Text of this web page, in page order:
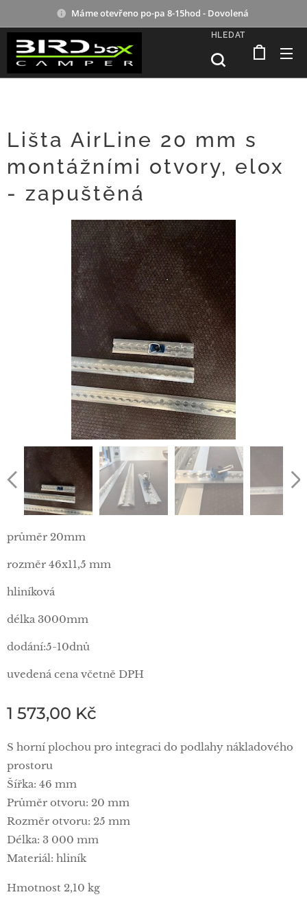
Máme otevřeno po-pa 8-15hod - Dovolená
HLEDAT
Lišta AirLine 20 mm s
montážními otvory, elox
- zapuštěná
průměr 20mm
rozměr 46x11,5 mm
hliníková
délka 3000mm
dodání:5-10dnů
uvedená cena včetně DPH
1 573,00 Kč
S horní plochou pro integraci do podlahy nákladového
prostoru
Šířka: 46 mm
Průměr otvoru: 20 mm
Rozměr otvoru: 25 mm
Délka: 3 000 mm
Materiál: hliník
Hmotnost 2,10 kg